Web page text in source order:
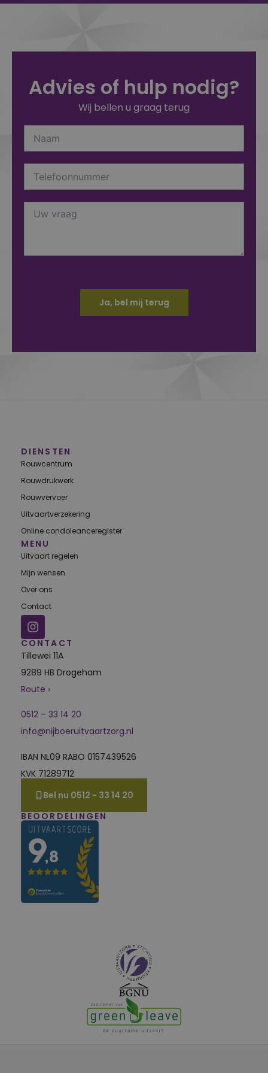
Advies of hulp nodig?
Wij bellen u graag terug
Ja, bel mij terug
DIENSTEN
Rouwcentrum
Rouwdrukwerk
Rouwvervoer
Uitvaartverzekering
Online condoleanceregister
MENU
Uitvaart regelen
Mijn wensen
Over ons
Contact
CONTACT
Tillewei 11A
9289 HB Drogeham
Route ›
0512 – 33 14 20
info@nijboeruitvaartzorg.nl
IBAN NL09 RABO 0157439526
KVK 71289712
Bel nu 0512 - 33 14 20
BEOORDELINGEN